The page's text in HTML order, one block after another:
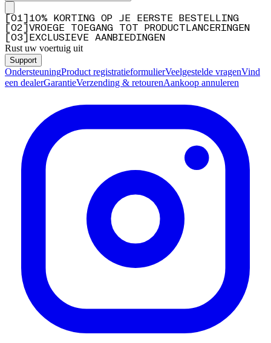
01
10% KORTING OP JE EERSTE BESTELLING
02
VROEGE TOEGANG TOT PRODUCTLANCERINGEN
03 EXCLUSIEVE AANBIEDINGEN
Rust uw voertuig uit
Support
OndersteuningProduct registratieformulierVeelgestelde vragenVind
een dealerGarantieVerzending & retourenAankoop annuleren